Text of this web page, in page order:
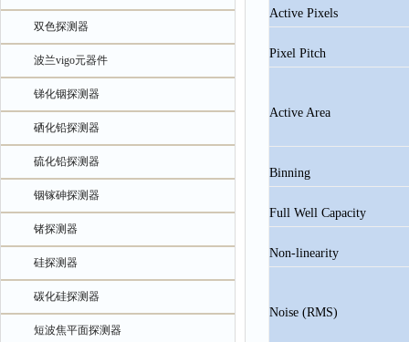
双色探测器
波兰vigo元器件
锑化铟探测器
硒化铅探测器
硫化铅探测器
铟镓砷探测器
锗探测器
硅探测器
碳化硅探测器
短波焦平面探测器
Active Pixels
Pixel Pitch
Active Area
Binning
Full Well Capacity
Non-linearity
Noise (RMS)